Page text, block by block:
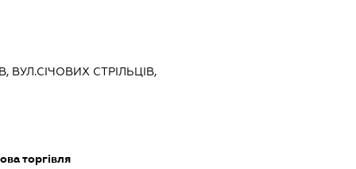
ВУЛ.СІЧОВИХ СТРІЛЬЦІВ,
торгівля